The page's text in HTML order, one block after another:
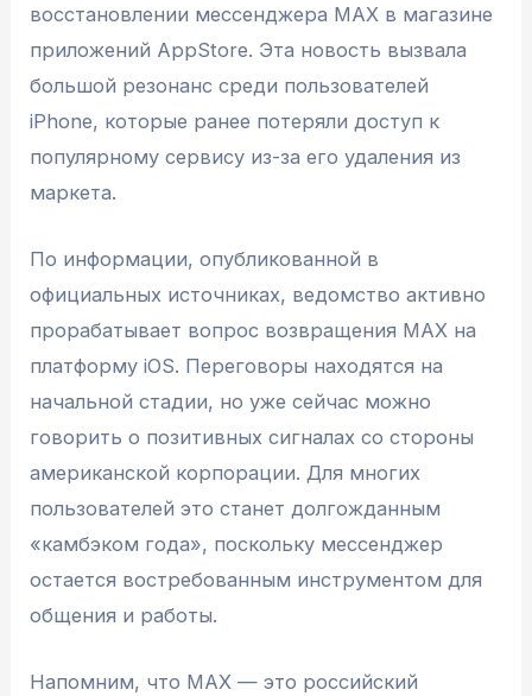
восстановлении мессенджера MAX в магазине
приложений AppStore. Эта новость вызвала
большой резонанс среди пользователей
iPhone, которые ранее потеряли доступ к
популярному сервису из-за его удаления из
маркета.
По информации, опубликованной в
официальных источниках, ведомство активно
прорабатывает вопрос возвращения MAX на
платформу iOS. Переговоры находятся на
начальной стадии, но уже сейчас можно
говорить о позитивных сигналах со стороны
американской корпорации. Для многих
пользователей это станет долгожданным
«камбэком года», поскольку мессенджер
остается востребованным инструментом для
общения и работы.
Напомним, что MAX — это российский